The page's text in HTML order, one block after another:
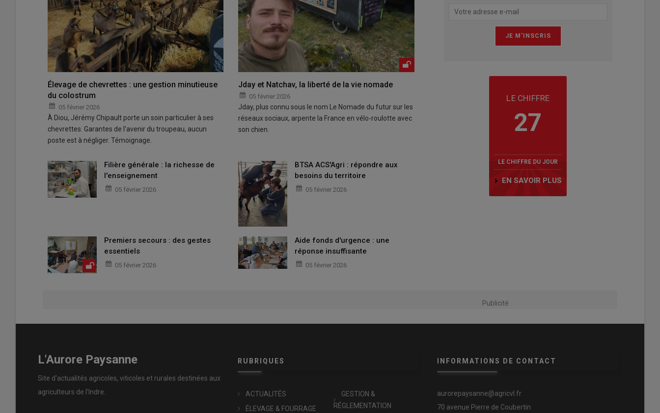
Élevage de chevrettes : une gestion minutieuse
du colostrum
05 février 2026
À Diou, Jérémy Chipault porte un soin particulier à ses
chevrettes. Garantes de l'avenir du troupeau, aucun
poste est à négliger. Témoignage.
Jday et Natchav, la liberté de la vie nomade
05 février 2026
Jday, plus connu sous le nom Le Nomade du futur sur les
réseaux sociaux, arpente la France en vélo-roulotte avec
son chien.
Filière générale : la richesse de
l'enseignement
05 février 2026
BTSA ACS'Agri : répondre aux
besoins du territoire
05 février 2026
Premiers secours : des gestes
essentiels
05 février 2026
Aide fonds d'urgence : une
réponse insuffisante
05 février 2026
LE CHIFFRE
27
LE CHIFFRE DU JOUR
EN SAVOIR PLUS
Publicité
L'Aurore Paysanne
Site d'actualités agricoles, viticoles et rurales destinées aux
agriculteurs de l'Indre.
RUBRIQUES
ACTUALITÉS
ÉLEVAGE & FOURRAGE
GESTION &
RÉGLEMENTATION
INFORMATIONS DE CONTACT
aurorepaysanne@agricvl.fr
70 avenue Pierre de Coubertin